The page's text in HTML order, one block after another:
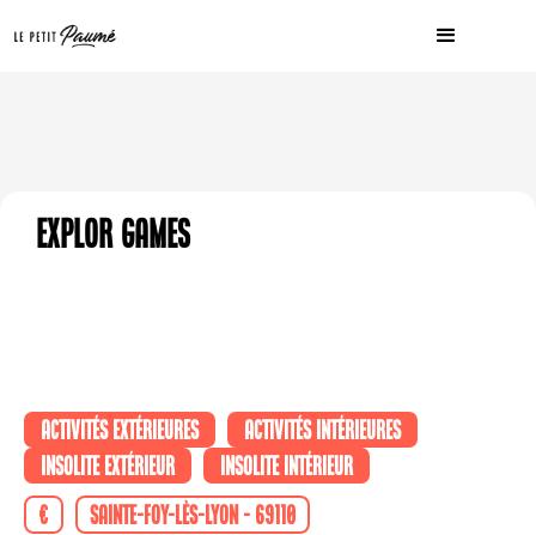
Explor Games
Activités extérieures
Activités intérieures
Insolite extérieur
Insolite intérieur
€
Sainte-Foy-lès-Lyon - 69110